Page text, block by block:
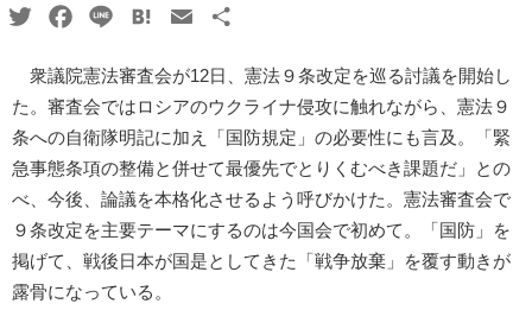
TwitterFacebook
Line HatenaEmail
衆議院憲法審査会が12日、憲法９条改定を巡る討議を開始し
た。審査会ではロシアのウクライナ侵攻に触れながら、憲法９
条への自衛隊明記に加え「国防規定」の必要性にも言及。「緊
急事態条項の整備と併せて最優先でとりくむべき課題だ」との
べ、今後、論議を本格化させるよう呼びかけた。憲法審査会で
９条改定を主要テーマにするのは今国会で初めて。「国防」を
掲げて、戦後日本が国是としてきた「戦争放棄」を覆す動きが
露骨になっている。